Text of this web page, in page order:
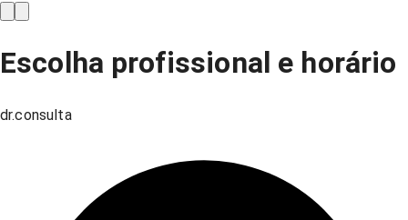
Escolha profissional e horário
dr.consulta